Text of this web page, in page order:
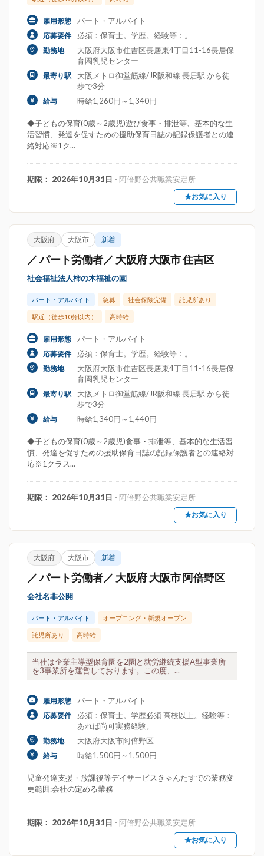
雇用形態 パート・アルバイト
応募要件 必須：保育士。学歴。経験等：。
勤務地
大阪府大阪市住吉区長居東4丁目11-16長居保
育園乳児センター
最寄り駅
大阪メトロ御堂筋線/JR阪和線 長居駅 から徒
歩で3分
給与 時給1,260円～1,340円
◆子どもの保育(0歳～2歳児)遊び食事・排泄等、基本的な生
活習慣、発達を促すための援助保育日誌の記録保護者との連
絡対応※1ク...
期限： 2026年10月31日 - 阿倍野公共職業安定所
★お気に入り
大阪府 大阪市 新着
／ パート労働者／ 大阪府 大阪市 住吉区
社会福祉法人柿の木福祉の園
パート・アルバイト 急募 社会保険完備 託児所あり
駅近（徒歩10分以内） 高時給
雇用形態 パート・アルバイト
応募要件 必須：保育士。学歴。経験等：。
勤務地
大阪府大阪市住吉区長居東4丁目11-16長居保
育園乳児センター
最寄り駅
大阪メトロ御堂筋線/JR阪和線 長居駅 から徒
歩で3分
給与 時給1,340円～1,440円
◆子どもの保育(0歳～2歳児)食事・排泄等、基本的な生活習
慣、発達を促すための援助保育日誌の記録保護者との連絡対
応※1クラス...
期限： 2026年10月31日 - 阿倍野公共職業安定所
★お気に入り
大阪府 大阪市 新着
／ パート労働者／ 大阪府 大阪市 阿倍野区
会社名非公開
パート・アルバイト オープニング・新規オープン
託児所あり 高時給
当社は企業主導型保育園を2園と就労継続支援A型事業所
を3事業所を運営しております。この度、...
雇用形態 パート・アルバイト
応募要件
必須：保育士。学歴必須 高校以上。経験等：
あれば尚可実務経験。
勤務地 大阪府大阪市阿倍野区
給与 時給1,500円～1,500円
児童発達支援・放課後等デイサービスきゃんたすでの業務変
更範囲:会社の定める業務
期限： 2026年10月31日 - 阿倍野公共職業安定所
★お気に入り